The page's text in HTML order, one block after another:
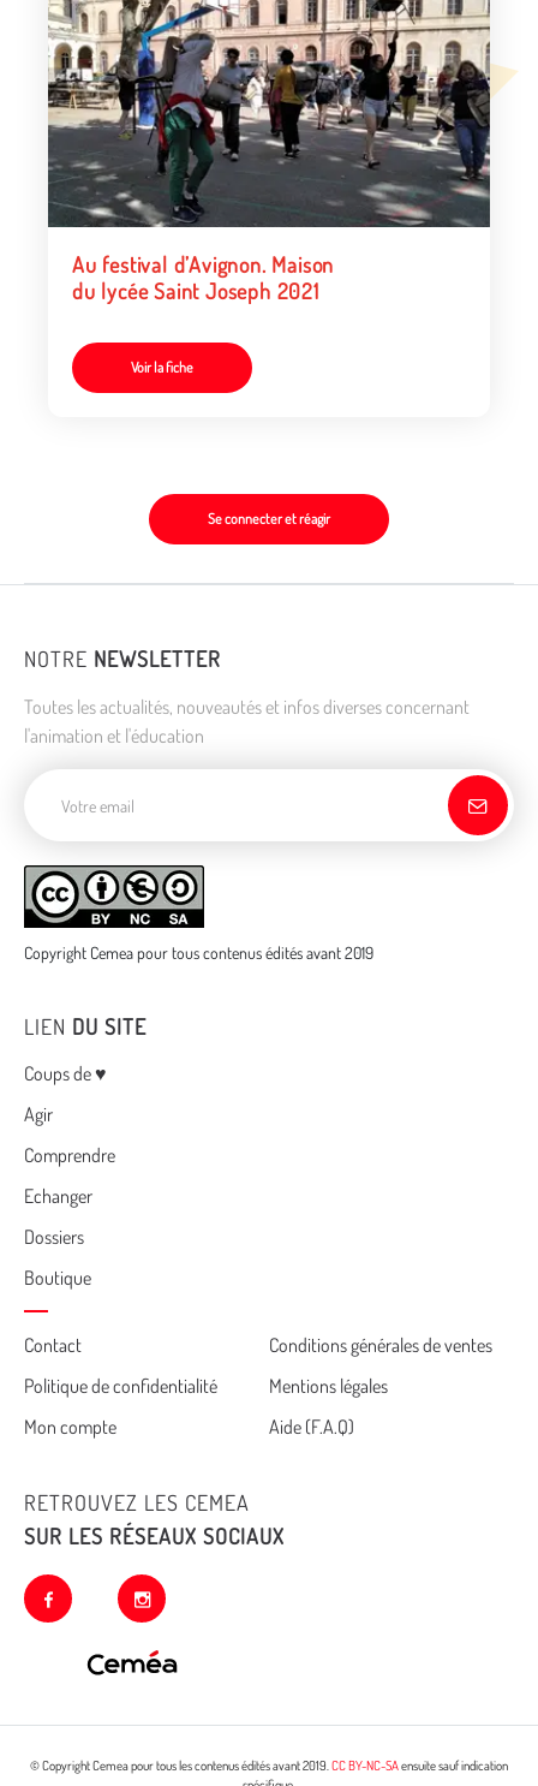
Au festival d’Avignon. Maison
du lycée Saint Joseph 2021
Voir la fiche
Se connecter et réagir
NOTRE NEWSLETTER
Toutes les actualités, nouveautés et infos diverses concernant
l'animation et l'éducation
Copyright Cemea pour tous contenus édités avant 2019
LIEN DU SITE
Menu
Coups de ♥
Agir
Comprendre
Echanger
Dossiers
Boutique
Cemea
footer
Contact
Conditions générales de ventes
Politique de confidentialité
Mentions légales
Mon compte
Aide (F.A.Q)
RETROUVEZ LES CEMEA
SUR LES RÉSEAUX SOCIAUX
facebook instagram
© Copyright Cemea pour tous les contenus édités avant 2019.CC BY-NC-SAensuite sauf indication